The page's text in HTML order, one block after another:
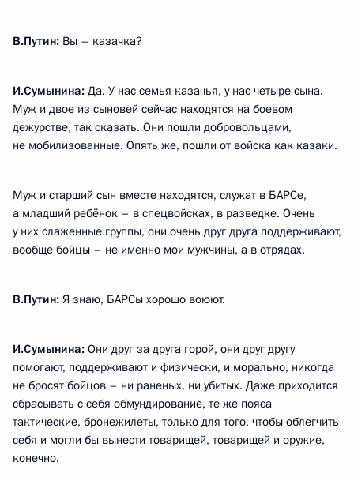
В.Путин: Вы – казачка?
И.Сумынина: Да. У нас семья казачья, у нас четыре сына.
Муж и двое из сыновей сейчас находятся на боевом
дежурстве, так сказать. Они пошли добровольцами,
не мобилизованные. Опять же, пошли от войска как казаки.
Муж и старший сын вместе находятся, служат в БАРСе,
а младший ребёнок – в спецвойсках, в разведке. Очень
у них слаженные группы, они очень друг друга поддерживают,
вообще бойцы – не именно мои мужчины, а в отрядах.
В.Путин: Я знаю, БАРСы хорошо воюют.
И.Сумынина: Они друг за друга горой, они друг другу
помогают, поддерживают и физически, и морально, никогда
не бросят бойцов – ни раненых, ни убитых. Даже приходится
сбрасывать с себя обмундирование, те же пояса
тактические, бронежилеты, только для того, чтобы облегчить
себя и могли бы вынести товарищей, товарищей и оружие,
конечно.